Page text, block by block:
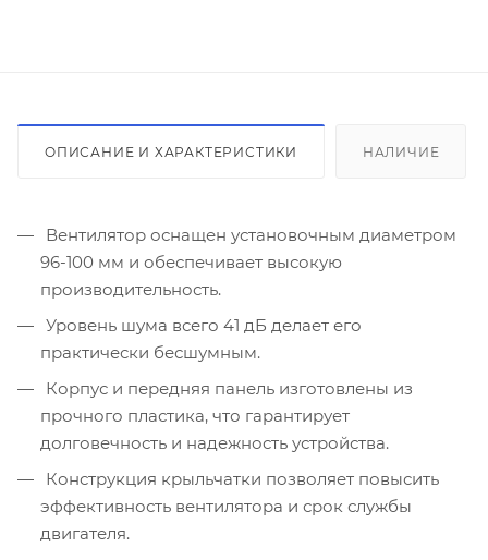
ОПИСАНИЕ И ХАРАКТЕРИСТИКИ НАЛИЧИЕ
Вентилятор оснащен установочным диаметром
96-100 мм и обеспечивает высокую
производительность.
Уровень шума всего 41 дБ делает его
практически бесшумным.
Корпус и передняя панель изготовлены из
прочного пластика, что гарантирует
долговечность и надежность устройства.
Конструкция крыльчатки позволяет повысить
эффективность вентилятора и срок службы
двигателя.